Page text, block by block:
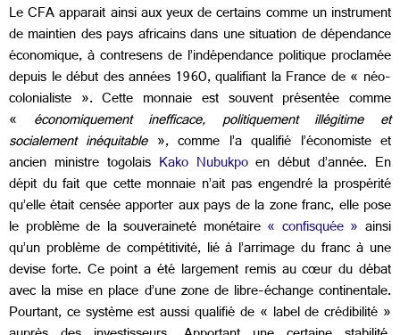
Le CFA apparait ainsi aux yeux de certains comme un instrument
de maintien des pays africains dans une situation de dépendance
économique, à contresens de l’indépendance politique proclamée
depuis le début des années 1960, qualifiant la France de « néo-
colonialiste ». Cette monnaie est souvent présentée comme
« économiquement inefficace, politiquement illégitime et
socialement inéquitable », comme l’a qualifié l’économiste et
ancien ministre togolais Kako Nubukpoen début d’année. En
dépit du fait que cette monnaie n’ait pas engendré la prospérité
qu’elle était censée apporter aux pays de la zone franc, elle pose
le problème de la souveraineté monétaire « confisquée » ainsi
qu’un problème de compétitivité, lié à l’arrimage du franc à une
devise forte. Ce point a été largement remis au cœur du débat
avec la mise en place d’une zone de libre-échange continentale.
Pourtant, ce système est aussi qualifié de « label de crédibilité »